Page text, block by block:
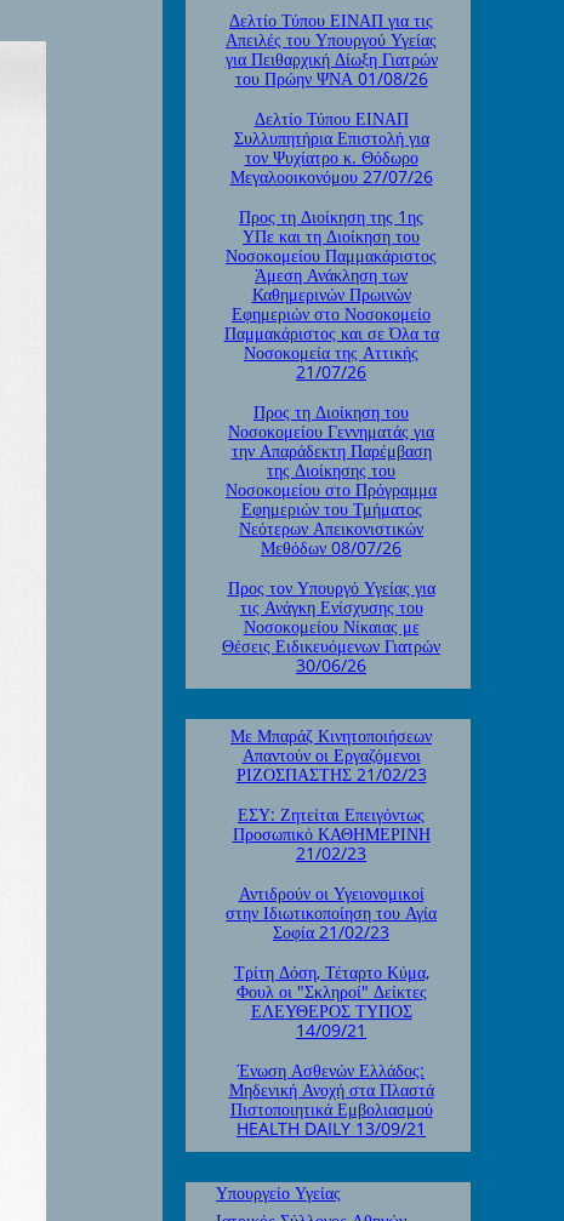
Δελτίο Τύπου ΕΙΝΑΠ για τις
Απειλές του Υπουργού Υγείας
για Πειθαρχική Δίωξη Γιατρών
του Πρώην ΨΝΑ 01/08/26
Δελτίο Τύπου ΕΙΝΑΠ
Συλλυπητήρια Επιστολή για
τον Ψυχίατρο κ. Θόδωρο
Μεγαλοοικονόμου 27/07/26
Προς τη Διοίκηση της 1ης
ΥΠε και τη Διοίκηση του
Νοσοκομείου Παμμακάριστος
Άμεση Ανάκληση των
Καθημερινών Πρωινών
Εφημεριών στο Νοσοκομείο
Παμμακάριστος και σε Όλα τα
Νοσοκομεία της Αττικής
21/07/26
Προς τη Διοίκηση του
Νοσοκομείου Γεννηματάς για
την Απαράδεκτη Παρέμβαση
της Διοίκησης του
Νοσοκομείου στο Πρόγραμμα
Εφημεριών του Τμήματος
Νεότερων Απεικονιστικών
Μεθόδων 08/07/26
Προς τον Υπουργό Υγείας για
τις Ανάγκη Ενίσχυσης του
Νοσοκομείου Νίκαιας με
Θέσεις Ειδικευόμενων Γιατρών
30/06/26
Με Μπαράζ Κινητοποιήσεων
Απαντούν οι Εργαζόμενοι
ΡΙΖΟΣΠΑΣΤΗΣ 21/02/23
ΕΣΥ: Ζητείται Επειγόντως
Προσωπικό ΚΑΘΗΜΕΡΙΝΗ
21/02/23
Αντιδρούν οι Υγειονομικοί
στην Ιδιωτικοποίηση του Αγία
Σοφία 21/02/23
Τρίτη Δόση, Τέταρτο Κύμα,
Φουλ οι "Σκληροί" Δείκτες
ΕΛΕΥΘΕΡΟΣ ΤΥΠΟΣ
14/09/21
Ένωση Ασθενών Ελλάδος:
Μηδενική Ανοχή στα Πλαστά
Πιστοποιητικά Εμβολιασμού
HEALTH DAILY 13/09/21
Υπουργείο Υγείας